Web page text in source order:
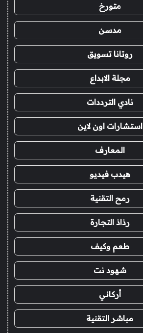
متورخ
مدسن
روتانا تسويق
مجلة الابداع
نادي الترددات
استشارات اون لاين
المعارف
هيدب فيديو
رمح التقنية
رذاذ التجارة
طعم وكيف
شهود نت
أركاني
مباشر التقنية